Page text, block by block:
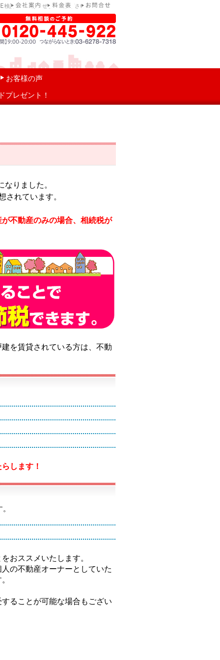
検討中の方は、ぜひご相談下さい。
お客様の声
プレゼント！
なりました。
されています。
不動産のみの場合、相続税が
を賃貸されている方は、不動
します！
おススメいたします。
の不動産オーナーとしていた
ることが可能な場合もござい